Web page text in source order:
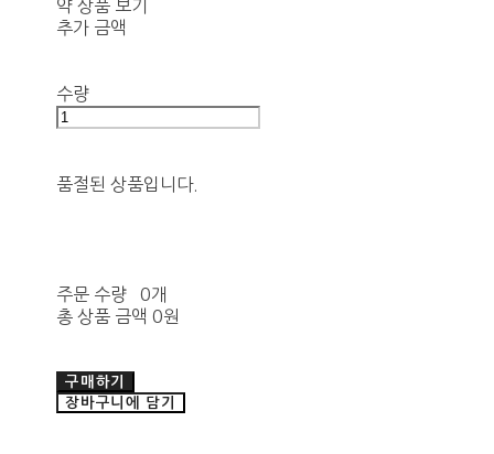
약 상품 보기
추가 금액
수량
품절된 상품입니다.
주문 수량
0개
총 상품 금액 0원
구매하기
장바구니에 담기